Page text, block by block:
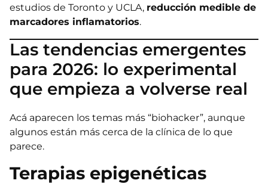
estudios de Toronto y UCLA, reducción medible de
marcadores inflamatorios.
Las tendencias emergentes
para 2026: lo experimental
que empieza a volverse real
Acá aparecen los temas más “biohacker”, aunque
algunos están más cerca de la clínica de lo que
parece.
Terapias epigenéticas